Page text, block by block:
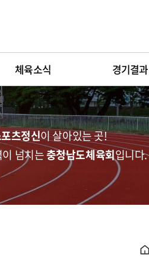
체육소식 경기결과
전체메뉴 열기/닫기
츠정신이 살아있는 곳!
넘치는충청남도체육회입니다.